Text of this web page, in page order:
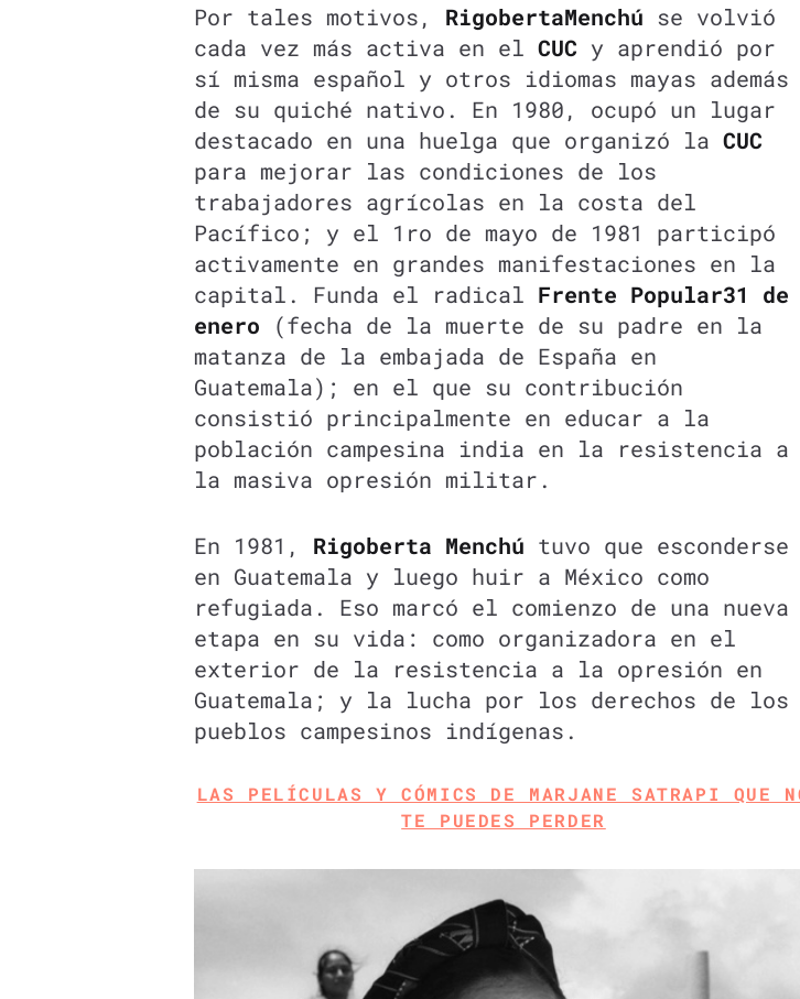
Por tales motivos, RigobertaMenchú se volvió
cada vez más activa en el CUC y aprendió por
sí misma español y otros idiomas mayas además
de su quiché nativo. En 1980, ocupó un lugar
destacado en una huelga que organizó la CUC
para mejorar las condiciones de los
trabajadores agrícolas en la costa del
Pacífico; y el 1ro de mayo de 1981 participó
activamente en grandes manifestaciones en la
capital. Funda el radical Frente Popular31 de
enero (fecha de la muerte de su padre en la
matanza de la embajada de España en
Guatemala); en el que su contribución
consistió principalmente en educar a la
población campesina india en la resistencia a
la masiva opresión militar.
En 1981, Rigoberta Menchú tuvo que esconderse
en Guatemala y luego huir a México como
refugiada. Eso marcó el comienzo de una nueva
etapa en su vida: como organizadora en el
exterior de la resistencia a la opresión en
Guatemala; y la lucha por los derechos de los
pueblos campesinos indígenas.
LAS PELÍCULAS Y CÓMICS DE MARJANE SATRAPI QUE
TE PUEDES PERDER